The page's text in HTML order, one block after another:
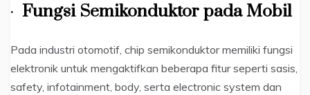
· Fungsi Semikonduktor pada Mobil
Pada industri otomotif, chip semikonduktor memiliki fungsi
elektronik untuk mengaktifkan beberapa fitur seperti sasis,
safety, infotainment, body, serta electronic system dan